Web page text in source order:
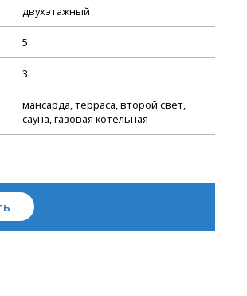
двухэтажный
5
3
мансарда, терраса, второй свет,
сауна, газовая котельная
кровли